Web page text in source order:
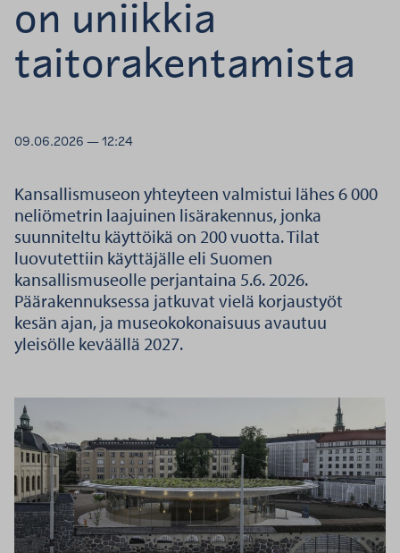
on uniikkia
taitorakentamista
09.06.2026 — 12:24
Kansallismuseon yhteyteen valmistui lähes 6 000
neliömetrin laajuinen lisärakennus, jonka
suunniteltu käyttöikä on 200 vuotta. Tilat
luovutettiin käyttäjälle eli Suomen
kansallismuseolle perjantaina 5.6. 2026.
Päärakennuksessa jatkuvat vielä korjaustyöt
kesän ajan, ja museokokonaisuus avautuu
yleisölle keväällä 2027.